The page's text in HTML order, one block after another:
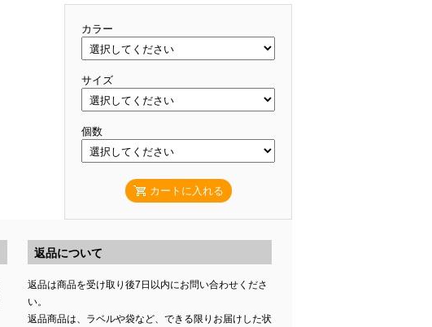
カラー
サイズ
個数
カートに入れる
返品について
返品は商品を受け取り後7日以内にお問い合わせくださ
い。
返品商品は、ラベルや袋など、できる限りお届けした状